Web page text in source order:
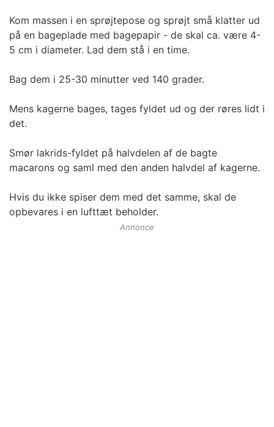
Kom massen i en sprøjtepose og sprøjt små klatter ud
på en bageplade med bagepapir - de skal ca. være 4-
5 cm i diameter. Lad dem stå i en time.
Bag dem i 25-30 minutter ved 140 grader.
Mens kagerne bages, tages fyldet ud og der røres lidt i
det.
Smør lakrids-fyldet på halvdelen af de bagte
macarons og saml med den anden halvdel af kagerne.
Hvis du ikke spiser dem med det samme, skal de
opbevares i en lufttæt beholder.
Annonce